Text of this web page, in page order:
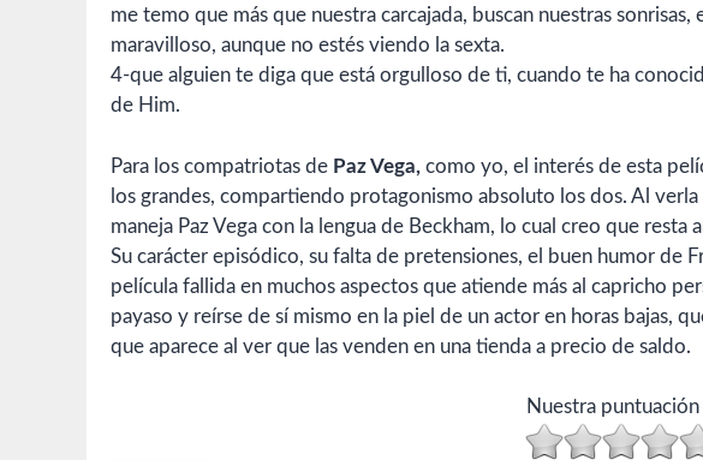
me temo que más que nuestra carcajada, buscan nuestras
maravilloso, aunque no estés viendo la sexta.
4-que alguien te diga que está orgulloso de ti, cuando te ha
de Him.
Para los compatriotas de Paz Vega, como yo, el interés de esta
los grandes, compartiendo protagonismo absoluto los dos. Al
maneja Paz Vega con la lengua de Beckham, lo cual creo que resta
Su carácter episódico, su falta de pretensiones, el buen humor de
película fallida en muchos aspectos que atiende más al capricho
payaso y reírse de sí mismo en la piel de un actor en horas bajas,
que aparece al ver que las venden en una tienda a precio de saldo.
Nuestra puntuación